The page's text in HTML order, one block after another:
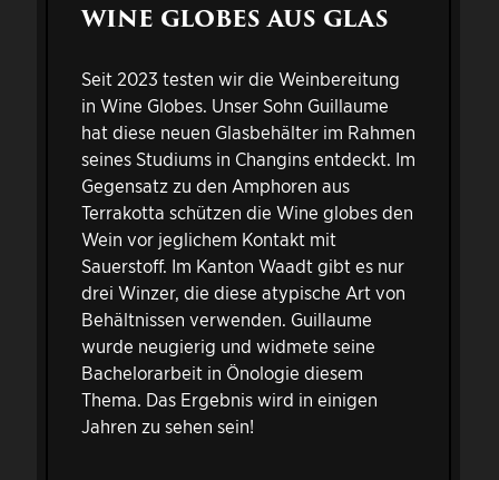
WINE GLOBES AUS GLAS
Seit 2023 testen wir die Weinbereitung
in Wine Globes. Unser Sohn Guillaume
hat diese neuen Glasbehälter im Rahmen
seines Studiums in Changins entdeckt. Im
Gegensatz zu den Amphoren aus
Terrakotta schützen die Wine globes den
Wein vor jeglichem Kontakt mit
Sauerstoff. Im Kanton Waadt gibt es nur
drei Winzer, die diese atypische Art von
Behältnissen verwenden. Guillaume
wurde neugierig und widmete seine
Bachelorarbeit in Önologie diesem
Thema. Das Ergebnis wird in einigen
Jahren zu sehen sein!